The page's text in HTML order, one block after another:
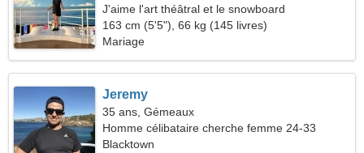
J'aime l'art théâtral et le snowboard
163 cm (5'5"), 66 kg (145 livres)
Mariage
Jeremy
35 ans, Gémeaux
Homme célibataire cherche femme 24-33
Blacktown